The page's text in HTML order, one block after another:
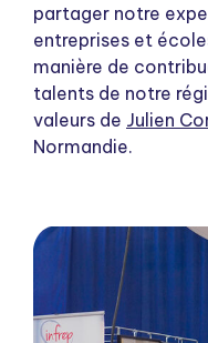
partager notre
entreprises et
manière de
talents de notre
valeurs de Julien
Normandie.